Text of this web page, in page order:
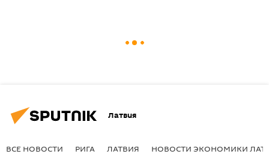
Латвия
ВСЕ НОВОСТИ РИГА ЛАТВИЯ НОВОСТИ ЭКОНОМИКИ